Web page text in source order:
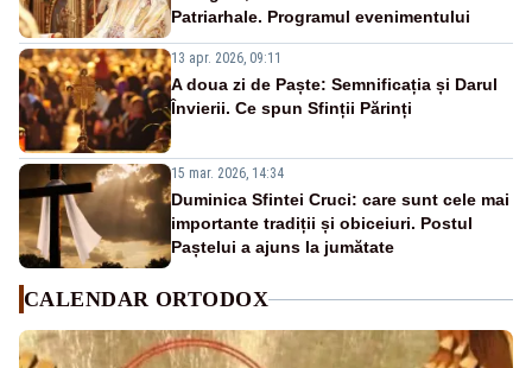
Patriarhale. Programul evenimentului
13 apr. 2026, 09:11
A doua zi de Paște: Semnificația și Darul
Învierii. Ce spun Sfinții Părinți
15 mar. 2026, 14:34
Duminica Sfintei Cruci: care sunt cele mai
importante tradiții și obiceiuri. Postul
Paștelui a ajuns la jumătate
CALENDAR ORTODOX